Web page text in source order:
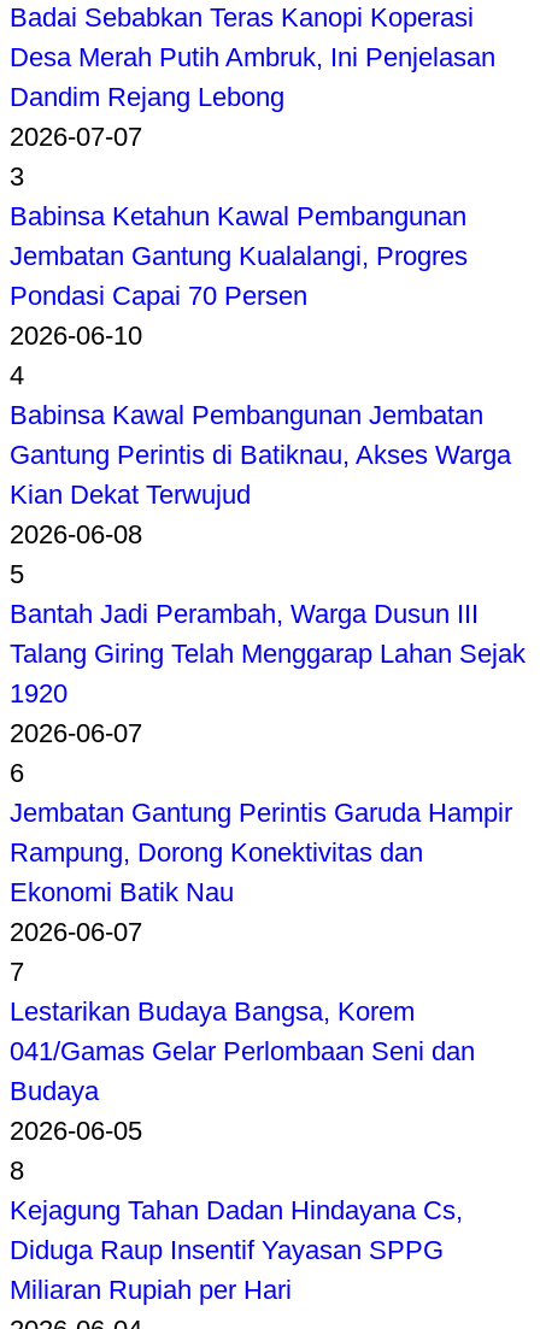
Badai Sebabkan Teras Kanopi Koperasi
Desa Merah Putih Ambruk, Ini Penjelasan
Dandim Rejang Lebong
2026-07-07
3
Babinsa Ketahun Kawal Pembangunan
Jembatan Gantung Kualalangi, Progres
Pondasi Capai 70 Persen
2026-06-10
4
Babinsa Kawal Pembangunan Jembatan
Gantung Perintis di Batiknau, Akses Warga
Kian Dekat Terwujud
2026-06-08
5
Bantah Jadi Perambah, Warga Dusun III
Talang Giring Telah Menggarap Lahan Sejak
1920
2026-06-07
6
Jembatan Gantung Perintis Garuda Hampir
Rampung, Dorong Konektivitas dan
Ekonomi Batik Nau
2026-06-07
7
Lestarikan Budaya Bangsa, Korem
041/Gamas Gelar Perlombaan Seni dan
Budaya
2026-06-05
8
Kejagung Tahan Dadan Hindayana Cs,
Diduga Raup Insentif Yayasan SPPG
Miliaran Rupiah per Hari